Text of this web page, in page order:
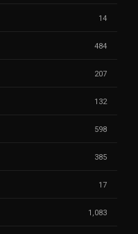
14
484
207
132
598
385
17
1,083